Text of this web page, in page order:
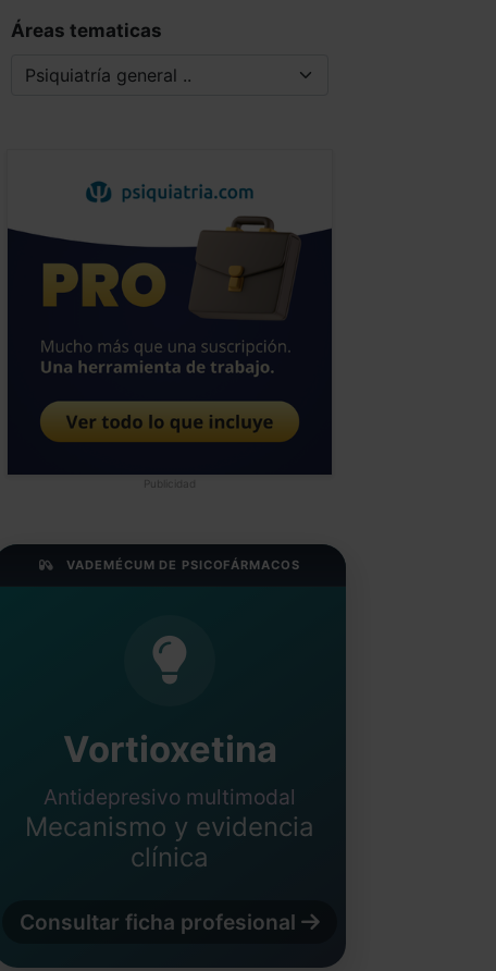
Áreas tematicas
Publicidad
VADEMÉCUM DE PSICOFÁRMACOS
Vortioxetina
Antidepresivo multimodal
Mecanismo y evidencia
clínica
Consultar ficha profesional